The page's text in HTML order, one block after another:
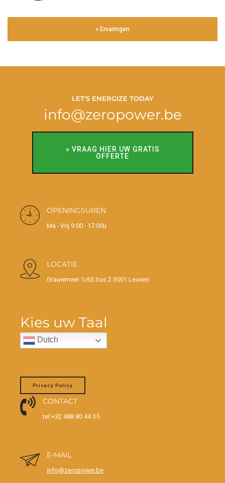
» Ervaringen
LET’S ENERGIZE TODAY
info@zeropower.be
» VRAAG HIER UW GRATIS
OFFERTE
OPENINGSUREN
Ma - Vrij 9.00 - 17.00u
LOCATIE
Grauwmeer 1/63 bus 2 3001 Leuven
Kies uw Taal
Dutch
Privacy Policy
CONTACT
tel:+32 488 80 44 35
E-MAIL
info@zeropower.be